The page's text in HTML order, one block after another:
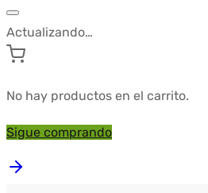
Actualizando…
No hay productos en el carrito.
Sigue comprando